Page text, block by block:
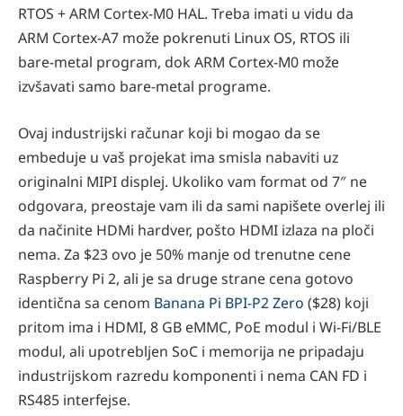
RTOS + ARM Cortex-M0 HAL. Treba imati u vidu da
ARM Cortex-A7 može pokrenuti Linux OS, RTOS ili
bare-metal program, dok ARM Cortex-M0 može
izvšavati samo bare-metal programe.
Ovaj industrijski računar koji bi mogao da se
embeduje u vaš projekat ima smisla nabaviti uz
originalni MIPI displej. Ukoliko vam format od 7″ ne
odgovara, preostaje vam ili da sami napišete overlej ili
da načinite HDMi hardver, pošto HDMI izlaza na ploči
nema. Za $23 ovo je 50% manje od trenutne cene
Raspberry Pi 2, ali je sa druge strane cena gotovo
identična sa cenom Banana Pi BPI-P2 Zero ($28) koji
pritom ima i HDMI, 8 GB eMMC, PoE modul i Wi-Fi/BLE
modul, ali upotrebljen SoC i memorija ne pripadaju
industrijskom razredu komponenti i nema CAN FD i
RS485 interfejse.